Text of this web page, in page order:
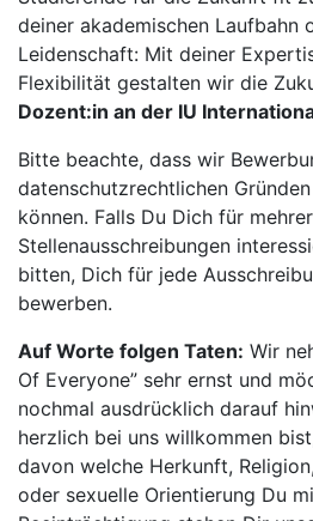
deiner akademischen Laufbahn
Leidenschaft: Mit deiner
Flexibilität gestalten wir die
Dozent:in an der IU
Bitte beachte, dass wir
datenschutzrechtlichen
können. Falls Du Dich für
Stellenausschreibungen
bitten, Dich für jede
bewerben.
Auf Worte folgen Taten: Wir
Of Everyone” sehr ernst und
nochmal ausdrücklich darauf
herzlich bei uns willkommen
davon welche Herkunft,
oder sexuelle Orientierung Du